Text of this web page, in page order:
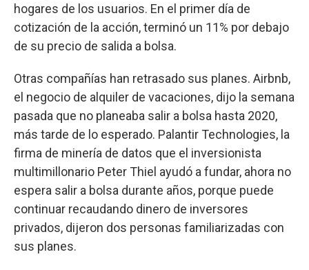
hogares de los usuarios. En el primer día de
cotización de la acción, terminó un 11% por debajo
de su precio de salida a bolsa.
Otras compañías han retrasado sus planes. Airbnb,
el negocio de alquiler de vacaciones, dijo la semana
pasada que no planeaba salir a bolsa hasta 2020,
más tarde de lo esperado. Palantir Technologies, la
firma de minería de datos que el inversionista
multimillonario Peter Thiel ayudó a fundar, ahora no
espera salir a bolsa durante años, porque puede
continuar recaudando dinero de inversores
privados, dijeron dos personas familiarizadas con
sus planes.